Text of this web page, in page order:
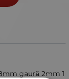
gaură 2mm 1